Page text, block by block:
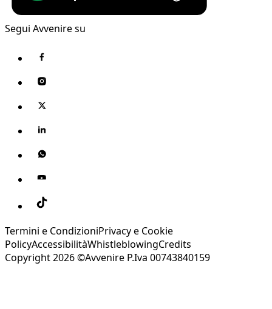
Segui Avvenire su
Termini e CondizioniPrivacy e Cookie
PolicyAccessibilitàWhistleblowingCredits
Copyright 2026 ©Avvenire P.Iva 00743840159